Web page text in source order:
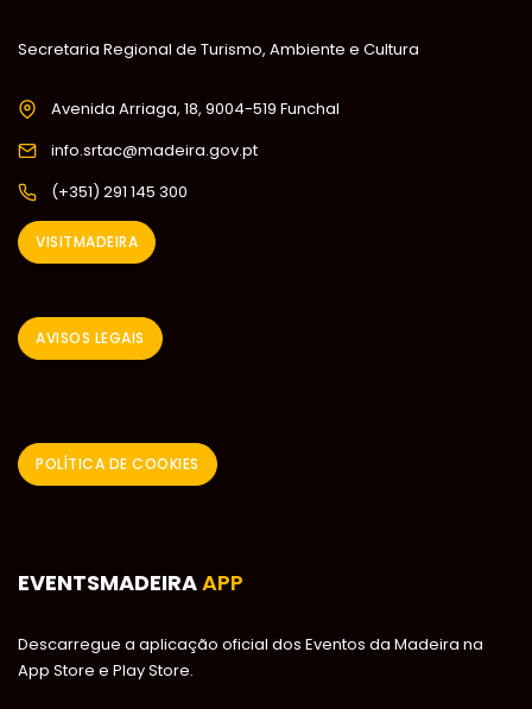
Secretaria Regional de Turismo, Ambiente e Cultura
Avenida Arriaga, 18, 9004-519 Funchal
info.srtac@madeira.gov.pt
(+351) 291 145 300
VISITMADEIRA
AVISOS LEGAIS
POLÍTICA DE COOKIES
EVENTSMADEIRAAPP
Descarregue a aplicação oficial dos Eventos da Madeira na
App Store e Play Store.